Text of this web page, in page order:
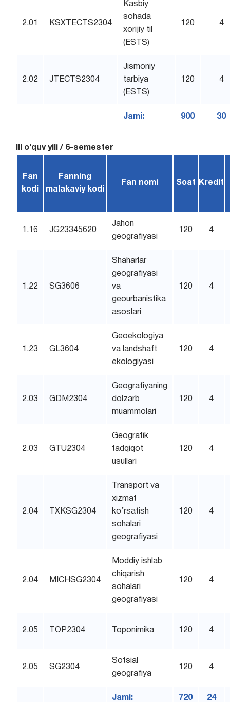
2.01 KSXTECTS2304
Kasbiy
sohada
xorijiy til
(ESTS)
120 4
2.02 JTECTS2304
Jismoniy
tarbiya
(ESTS)
120 4
Jami: 900 30
III o’quv yili / 6-semester
Fan
kodi
Fanning
malakaviy kodi
Fan nomi Soat Kredit
1.16 JG23345620
Jahon
geografiyasi
120 4
1.22 SG3606
Shaharlar
geografiyasi
va
geourbanistika
asoslari
120 4
1.23 GL3604
Geoekologiya
va landshaft
ekologiyasi
120 4
2.03 GDM2304
Geografiyaning
dolzarb
muammolari
120 4
2.03 GTU2304
Geografik
tadqiqot
usullari
120 4
2.04 TXKSG2304
Transport va
xizmat
ko’rsatish
sohalari
geografiyasi
120 4
2.04 MICHSG2304
Moddiy ishlab
chiqarish
sohalari
geografiyasi
120 4
2.05 TOP2304 Toponimika 120 4
2.05 SG2304
Sotsial
geografiya
120 4
Jami: 720 24